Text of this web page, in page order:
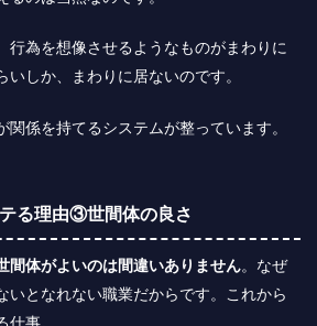
行為を想像させるようなものがまわりに
いしか、まわりに居ないのです。
関係を持てるシステムが整っています。
る理由③世間体の良さ
間体がよいのは間違いありません。なぜ
いとなれない職業だからです。これから